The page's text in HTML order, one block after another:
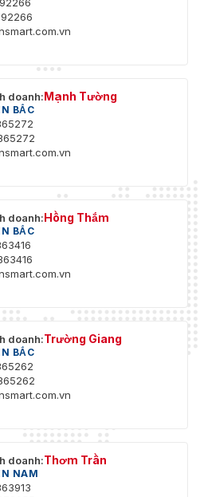
doanh:Mạnh Tường
BẮC
doanh:Hồng Thắm
BẮC
doanh:Trường Giang
BẮC
doanh:Thơm Trần
NAM